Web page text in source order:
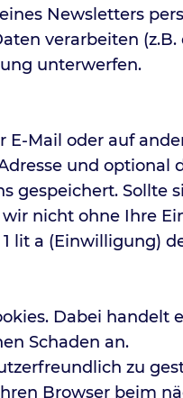
Newsletters
verarbeiten
unterwerfen.
E-Mail oder auf
und
gespeichert.
nicht ohne Ihre
lit a (Einwilligung)
Dabei
Schaden an.
zu
Browser beim